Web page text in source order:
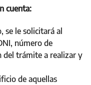
cuenta:
le solicitará al
número de
del trámite a realizar y
de aquellas